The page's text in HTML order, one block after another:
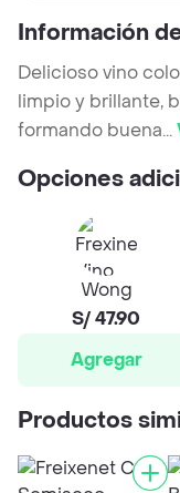
Información
Delicioso vino
limpio y brillante,
formando buena...
Opciones
Wong
S/ 47.90
Agregar
Productos